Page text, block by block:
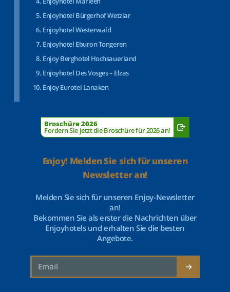
Enjoyhotel Bürgerhof Wetzlar
Enjoyhotel Westerwald
Enjoyhotel Eburon Tongeren
Enjoy Berghotel Hochsauerland
Enjoyhotel Des Vosges – Elzas
Enjoy Eurotel Lanaken
Broschüre 2026
Fordern Sie jetzt die Broschüre für 2026 an!
Enjoy! Melden Sie sich für unseren
Newsletter an!
Melden Sie sich für unseren Enjoy-Newsletter
an!
Bekommen Sie als erster die Nachrichten über
Enjoyhotels und erhalten Sie die besten
Angebote.